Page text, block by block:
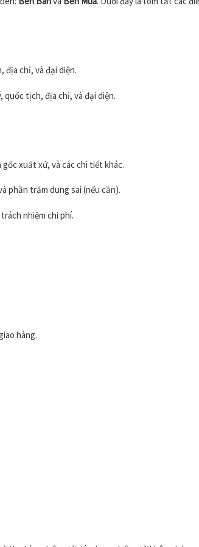
địa chỉ, và đại diện.
tịch, địa chỉ, và đại diện.
xuất xứ, và các chi tiết khác.
phần trăm dung sai (nếu cần).
nhiệm chi phí.
hàng.